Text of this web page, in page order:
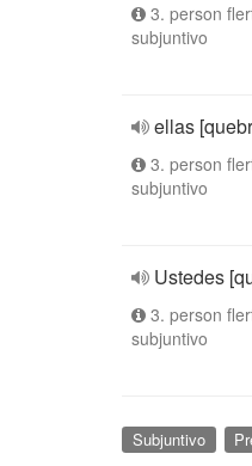
3. person
subjuntivo
ellas
3. person
subjuntivo
Ustedes
3. person
subjuntivo
Subjuntivo